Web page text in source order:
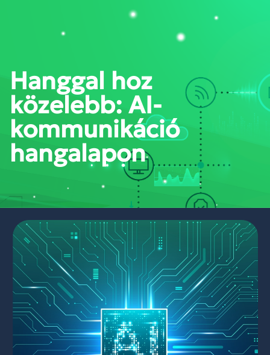
PORTÁL BELÉPÉS
Hanggal hoz
közelebb: AI-
kommunikáció
hangalapon